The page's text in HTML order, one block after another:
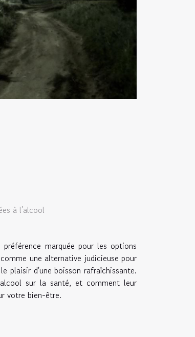
à l'alcool
marquée pour les options
une alternative judicieuse pour
plaisir d'une boisson rafraîchissante.
sur la santé, et comment leur
votre bien-être.